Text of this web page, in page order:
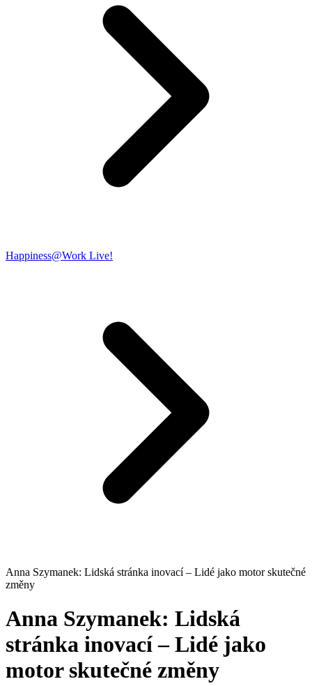
Happiness@Work Live!
Anna Szymanek: Lidská stránka inovací – Lidé jako motor skutečné
změny
Anna Szymanek: Lidská
stránka inovací – Lidé jako
motor skutečné změny